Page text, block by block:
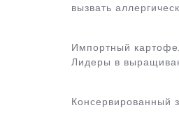
вызвать
Импортный
Лидеры в
Консервированный